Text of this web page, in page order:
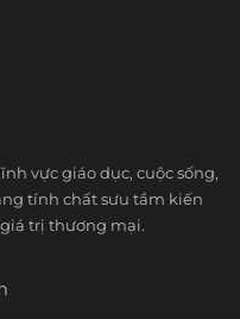
vực giáo dục, cuộc sống,
tính chất sưu tầm kiến
trị thương mại.